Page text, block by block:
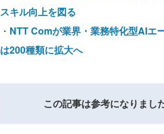
スキル向上を図る
・ NTT Comが業界・業務特化型AI
は200種類に拡大へ
この記事は参考になりまし